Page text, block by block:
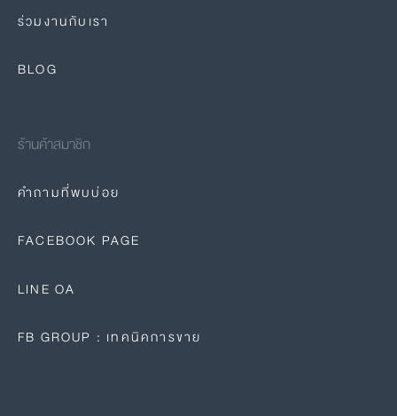
ร่วมงานกับเรา
BLOG
ร้านค้าสมาชิก
คำถามที่พบบ่อย
FACEBOOK PAGE
LINE OA
FB GROUP : เทคนิคการขาย